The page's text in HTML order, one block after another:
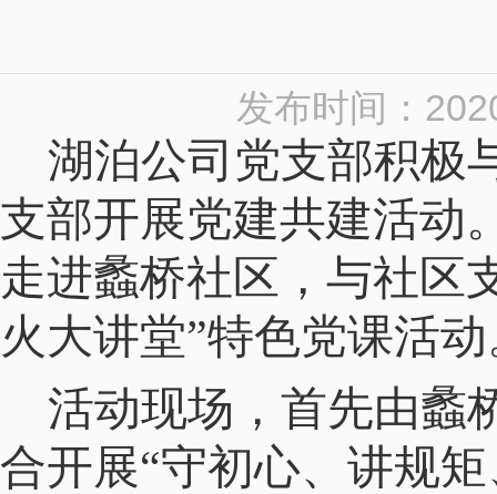
发布时间：
湖泊公司党支部积极
支部开展党建共建活动
走进蠡桥社区，与社区
火大讲堂”特色党课活
活动现场，首先由蠡
合开展“守初心、讲规